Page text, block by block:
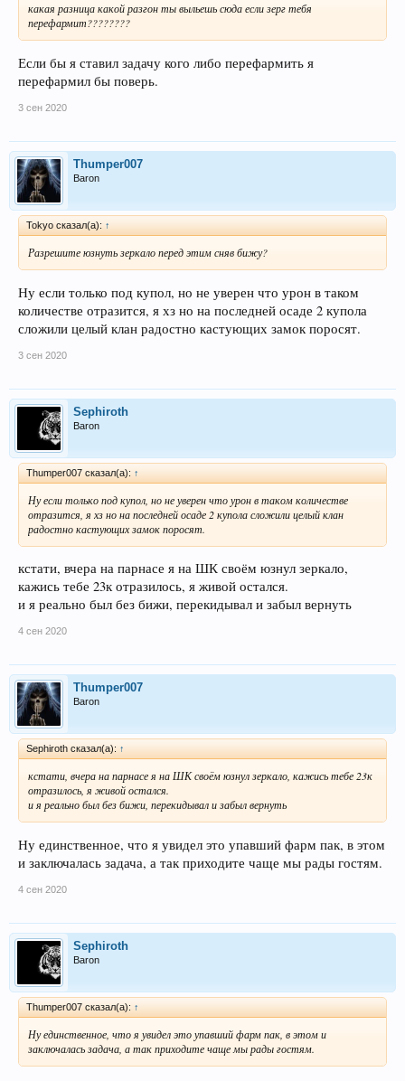
какая разница какой разгон ты выльешь сюда если зерг тебя
перефармит????????
Если бы я ставил задачу кого либо перефармить я
перефармил бы поверь.
3 сен 2020
Thumper007
Baron
Tokyo сказал(а): ↑
Разрешите юзнуть зеркало перед этим сняв бижу?
Ну если только под купол, но не уверен что урон в таком
количестве отразится, я хз но на последней осаде 2 купола
сложили целый клан радостно кастующих замок поросят.
3 сен 2020
Sephiroth
Baron
Thumper007 сказал(а): ↑
Ну если только под купол, но не уверен что урон в таком количестве
отразится, я хз но на последней осаде 2 купола сложили целый клан
радостно кастующих замок поросят.
кстати, вчера на парнасе я на ШК своём юзнул зеркало,
кажись тебе 23к отразилось, я живой остался.
и я реально был без бижи, перекидывал и забыл вернуть
4 сен 2020
Thumper007
Baron
Sephiroth сказал(а): ↑
кстати, вчера на парнасе я на ШК своём юзнул зеркало, кажись тебе 23к
отразилось, я живой остался.
и я реально был без бижи, перекидывал и забыл вернуть
Ну единственное, что я увидел это упавший фарм пак, в этом
и заключалась задача, а так приходите чаще мы рады гостям.
4 сен 2020
Sephiroth
Baron
Thumper007 сказал(а): ↑
Ну единственное, что я увидел это упавший фарм пак, в этом и
заключалась задача, а так приходите чаще мы рады гостям.